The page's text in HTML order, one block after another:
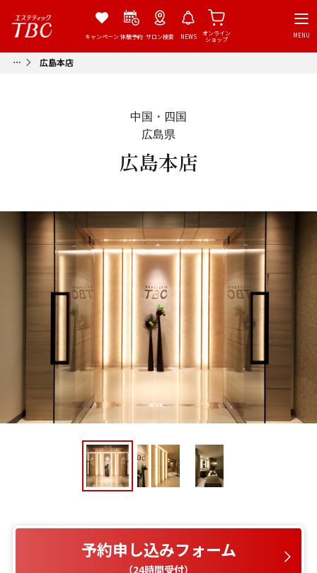
キャンペーン体験予約 サロン検索 NEWS
オンライン
ショップ
MENU
広島本店
中国・四国
広島県
広島本店
予約申し込みフォーム
（24時間受付）